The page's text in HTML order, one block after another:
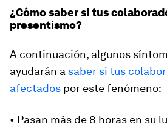
¿Cómo saber si tus
presentismo?
A continuación, algunos
ayudarán a saber si tus
afectados por este fenómeno:
• Pasan más de 8 horas en su